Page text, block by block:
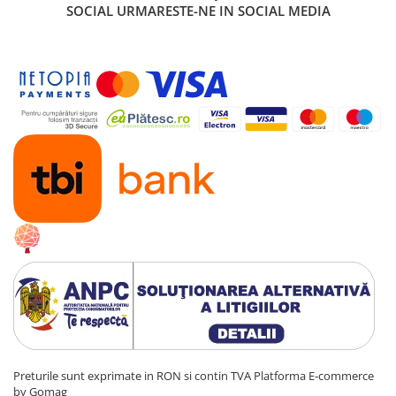
Radio: 2,4 GHz
SOCIAL URMARESTE-NE IN SOCIAL MEDIA
Preturile sunt exprimate in RON si contin TVA Platforma E-commerce
by Gomag